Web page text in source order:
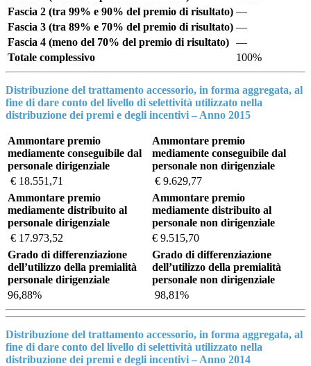
Fascia 2 (tra 99% e 90% del premio di risultato) —
Fascia 3 (tra 89% e 70% del premio di risultato) —
Fascia 4 (meno del 70% del premio di risultato) —
Totale complessivo
100%
Distribuzione del trattamento accessorio, in forma aggregata, al
fine di dare conto del livello di selettività utilizzato nella
distribuzione dei premi e degli incentivi – Anno 2015
Ammontare premio
mediamente conseguibile dal
personale dirigenziale
Ammontare premio
mediamente conseguibile dal
personale non dirigenziale
€ 18.551,71
€ 9.629,77
Ammontare premio
mediamente distribuito al
personale dirigenziale
Ammontare premio
mediamente distribuito al
personale non dirigenziale
€ 17.973,52
€ 9.515,70
Grado di differenziazione
dell’utilizzo della premialità
personale dirigenziale
Grado di differenziazione
dell’utilizzo della premialità
personale non dirigenziale
96,88%
98,81%
Distribuzione del trattamento accessorio, in forma aggregata, al
fine di dare conto del livello di selettività utilizzato nella
distribuzione dei premi e degli incentivi – Anno 2014